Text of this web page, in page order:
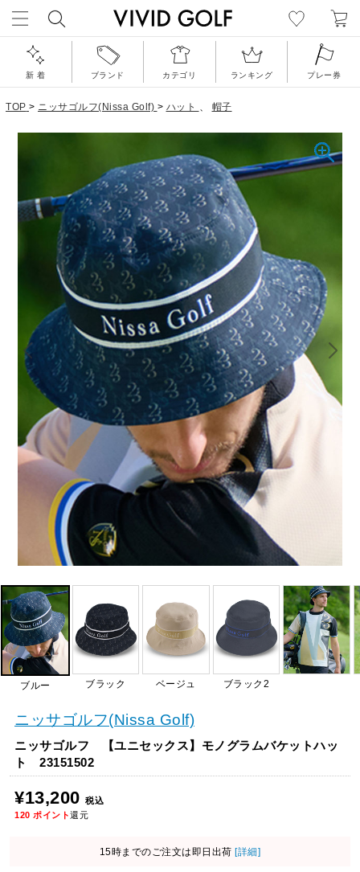
新 着 ブランド カテゴリ ランキング プレー券
TOP > ニッサゴルフ(Nissa Golf) > ハット 、 帽子
ブルー ブラック ベージュ ブラック2
ニッサゴルフ(Nissa Golf)
ニッサゴルフ 【ユニセックス】モノグラムバケットハッ
ト 23151502
¥13,200 税込
120 ポイント還元
15時までのご注文は即日出荷 [詳細]